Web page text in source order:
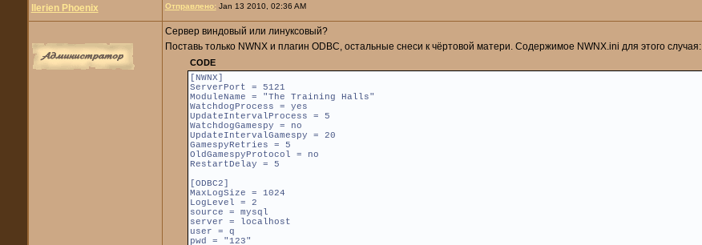
Ilerien Phoenix Отправлено:Jan 13 2010, 02:36 AM
Сервер виндовый или линуксовый?
Поставь только NWNX и плагин ODBC, остальные снеси к чёртовой матери. Содержимое NWNX.ini для этого случая:
CODE
[NWNX]
ServerPort = 5121
ModuleName = "The Training Halls"
WatchdogProcess = yes
UpdateIntervalProcess = 5
WatchdogGamespy = no
UpdateIntervalGamespy = 20
GamespyRetries = 5
OldGamespyProtocol = no
RestartDelay = 5
[ODBC2]
MaxLogSize = 1024
LogLevel = 2
source = mysql
server = localhost
user = q
pwd = "123"